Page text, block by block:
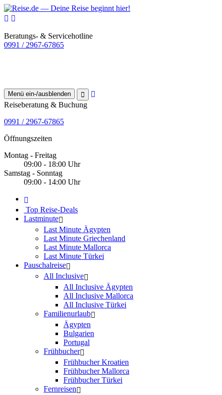
Beratungs- & Servicehotline
0991 / 2967-67865
Menü ein-/ausblenden
Reiseberatung & Buchung
0991 / 2967-67865
Öffnungszeiten
Montag - Freitag
09:00 - 18:00 Uhr
Samstag - Sonntag
09:00 - 14:00 Uhr
Top Reise-Deals
Lastminute
Last Minute Ägypten
Last Minute Griechenland
Last Minute Mallorca
Last Minute Türkei
Pauschalreise
All Inclusive
All Inclusive Ägypten
All Inclusive Mallorca
All Inclusive Türkei
Familienurlaub
Ägypten
Bulgarien
Portugal
Frühbucher
Frühbucher Kroatien
Frühbucher Mallorca
Frühbucher Türkei
Fernreisen